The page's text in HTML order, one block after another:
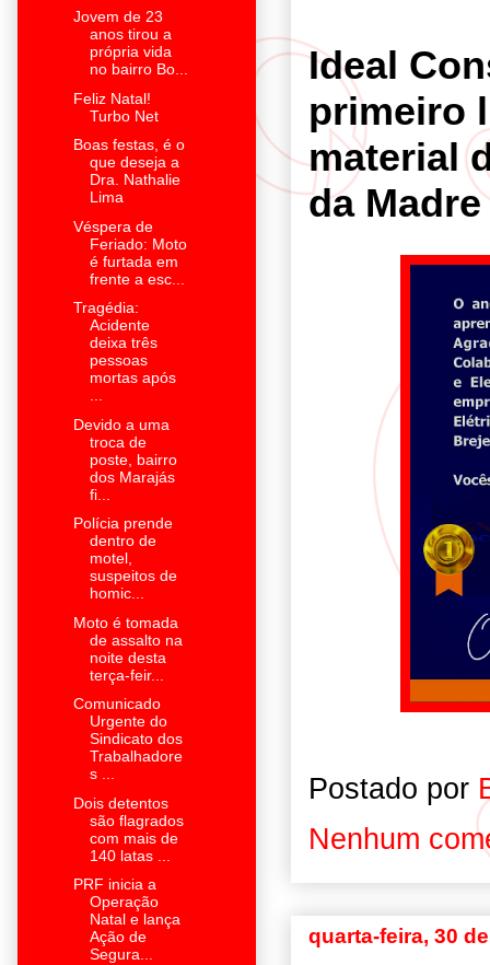
Ideal
primeiro
material
da
Postado por
Nenhum
quarta-feira, 30
Jovem de 23
anos tirou a
própria vida
no bairro Bo...
Feliz Natal!
Turbo Net
Boas festas, é o
que deseja a
Dra. Nathalie
Lima
Véspera de
Feriado: Moto
é furtada em
frente a esc...
Tragédia:
Acidente
deixa três
pessoas
mortas após
...
Devido a uma
troca de
poste, bairro
dos Marajás
fi...
Polícia prende
dentro de
motel,
suspeitos de
homic...
Moto é tomada
de assalto na
noite desta
terça-feir...
Comunicado
Urgente do
Sindicato dos
Trabalhadore
s ...
Dois detentos
são flagrados
com mais de
140 latas ...
PRF inicia a
Operação
Natal e lança
Ação de
Segura...